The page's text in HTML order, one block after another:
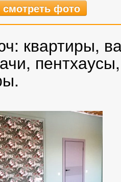
смотреть фото
квартиры,